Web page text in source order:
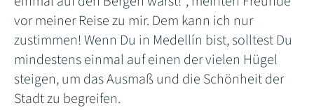
vor meiner Reise zu mir. Dem kann ich nur
zustimmen! Wenn Du in Medellín bist, solltest Du
mindestens einmal auf einen der vielen Hügel
steigen, um das Ausmaß und die Schönheit der
Stadt zu begreifen.